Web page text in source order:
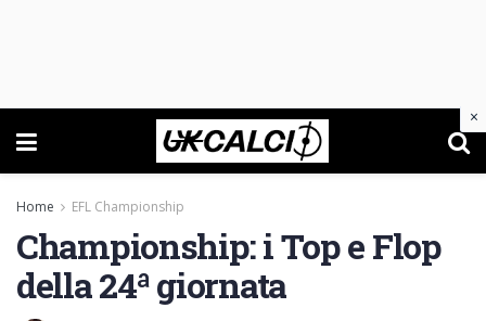
Home EFL Championship
Championship: i Top e Flop
della 24ª giornata
×